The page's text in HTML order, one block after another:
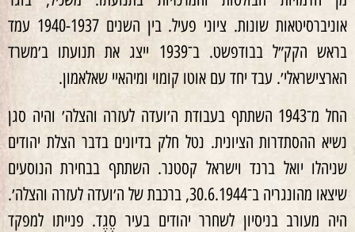
אוניברסיטאות שונות. ציוני פעיל. בין השנים 1937‏-1940 עמד
בראש הקק״ל בבודפשט. ב־1939 ייצג את תנועתו ב׳משרד
הארצישראלי׳. עבד יחד עם אוטו קומוי ומיהאיי שאלאמון.
החל מ־1943 השתתף בעבודת ה׳ועדה לעזרה והצלה׳ והיה סגן
נשיא ההסתדרות הציונית. נטל חלק בדיונים בדבר הצלת יהודים
שניהלו יואל ברנד וישראל קסטנר. השתתף בבחירת הנוסעים
שיצאו מהונגריה ב־30.6.1944, ברכבת של ה׳ועדה לעזרה והצלה׳.
היה מעורב בניסיון לשחרר יהודים בעיר סֶגֶד. פנייתו למפקד